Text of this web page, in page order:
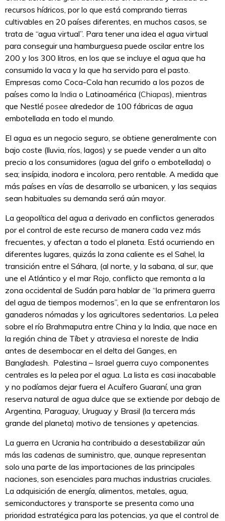
recursos hídricos, por lo que está comprando tierras
cultivables en 20 países diferentes, en muchos casos, se
trata de “agua virtual”. Para tener una idea el agua virtual
para conseguir una hamburguesa puede oscilar entre los
200 y los 300 litros, en los que se incluye el agua que ha
consumido la vaca y la que ha servido para el pasto.
Empresas como Coca-Cola han recurrido a los pozos de
países como la India o Latinoamérica (Chiapas), mientras
que Nestlé posee alrededor de 100 fábricas de agua
embotellada en todo el mundo.
El agua es un negocio seguro, se obtiene generalmente con
bajo coste (lluvia, ríos, lagos) y se puede vender a un alto
precio a los consumidores (agua del grifo o embotellada) o
sea; insípida, inodora e incolora, pero rentable. A medida que
más países en vías de desarrollo se urbanicen, y las sequias
sean habituales su demanda será aún mayor.
La geopolítica del agua a derivado en conflictos generados
por el control de este recurso de manera cada vez más
frecuentes, y afectan a todo el planeta. Está ocurriendo en
diferentes lugares, quizás la zona caliente es el Sahel, la
transición entre el Sáhara, (al norte, y la sabana, al sur, que
une el Atlántico y el mar Rojo, conflicto que remonta a la
zona occidental de Sudán para hablar de “la primera guerra
del agua de tiempos modernos”, en la que se enfrentaron los
ganaderos nómadas y los agricultores sedentarios. La pelea
sobre el río Brahmaputra entre China y la India, que nace en
la región china de Tíbet y atraviesa el noreste de India
antes de desembocar en el delta del Ganges, en
Bangladesh. Palestina – Israel guerra cuyo componentes
centrales es la pelea por el agua. La lista es casi inacabable
y no podíamos dejar fuera el Acuífero Guaraní, una gran
reserva natural de agua dulce que se extiende por debajo de
Argentina, Paraguay, Uruguay y Brasil (la tercera más
grande del planeta) motivo de tensiones y apetencias.
La guerra en Ucrania ha contribuido a desestabilizar aún
más las cadenas de suministro, que, aunque representan
solo una parte de las importaciones de las principales
naciones, son esenciales para muchas industrias cruciales.
La adquisición de energía, alimentos, metales, agua,
semiconductores y transporte se presenta como una
prioridad estratégica para las potencias, ya que el control de